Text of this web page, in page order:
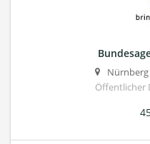
Nürnberg
Öffentlicher